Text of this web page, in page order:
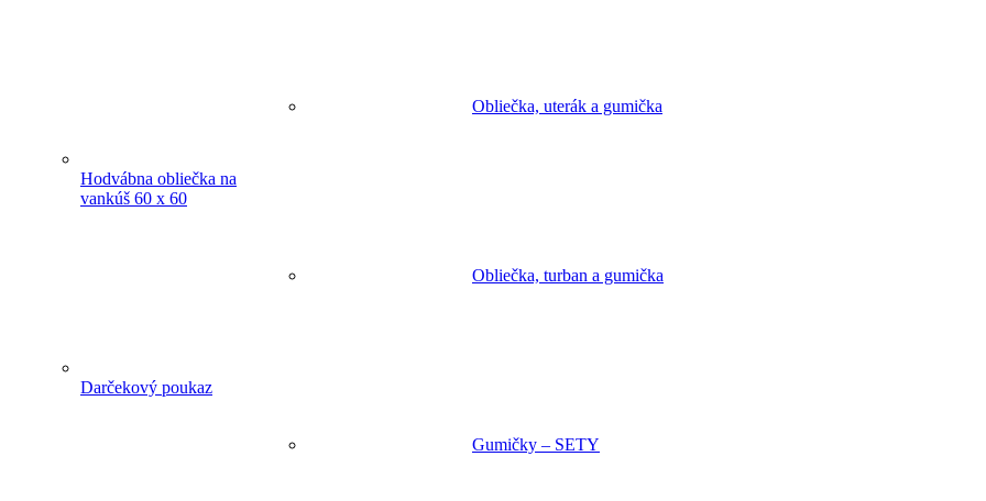
Obliečka, uterák a gumička
Obliečka, turban a gumička
Gumičky – SETY
Hodvábna obliečka na
vankúš 60 x 60
Darčekový poukaz